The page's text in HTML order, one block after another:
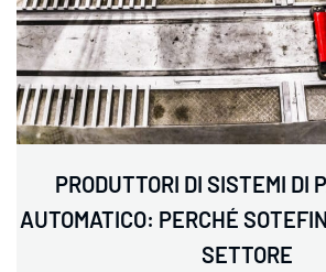
PRODUTTORI DI SISTEMI DI
AUTOMATICO: PERCHÉ
SETTORE